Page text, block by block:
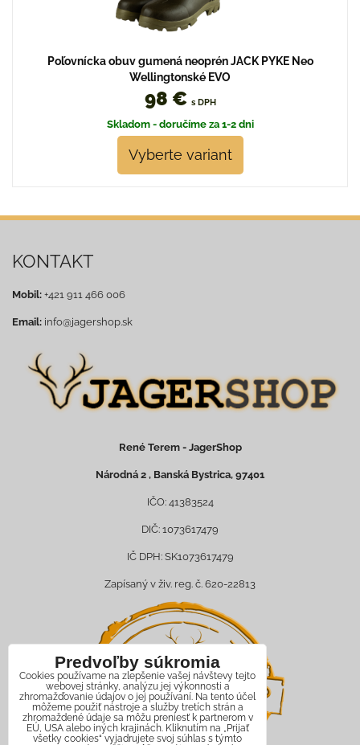
Poľovnícka obuv gumená neoprén JACK PYKE Neo
Wellingtonské EVO
98 € s DPH
Skladom - doručíme za 1-2 dni
Vyberte variant
KONTAKT
Mobil: +421 911 466 006
Email: info@jagershop.sk
René Terem - JagerShop
Národná 2 , Banská Bystrica, 97401
IČO: 41383524
DIČ: 1073617479
IČ DPH: SK1073617479
Zapísaný v živ. reg. č. 620-22813
Predvoľby súkromia
Cookies používame na zlepšenie vašej návštevy tejto
webovej stránky, analýzu jej výkonnosti a
zhromažďovanie údajov o jej používaní. Na tento účel
môžeme použiť nástroje a služby tretích strán a
zhromaždené údaje sa môžu preniesť k partnerom v
EÚ, USA alebo iných krajinách. Kliknutím na „Prijať
všetky cookies“ vyjadrujete svoj súhlas s týmto